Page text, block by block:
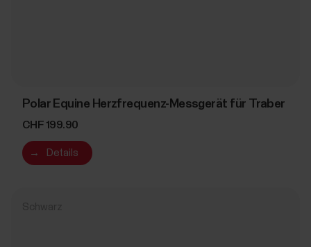
Polar Equine Herzfrequenz-Messgerät für Traber
CHF 199.90
→ Details